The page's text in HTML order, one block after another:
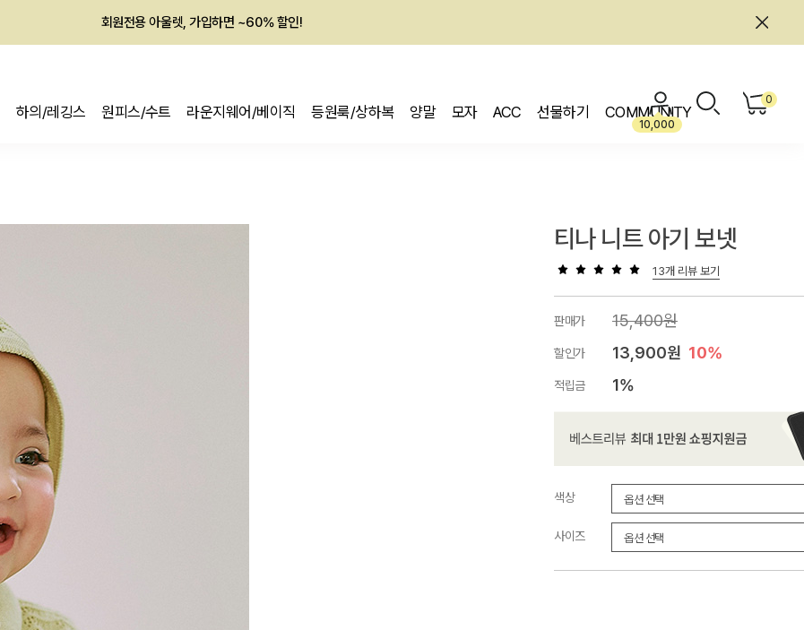
회원전용 아울렛, 가입하면 ~60% 할인!
하의/레깅스 원피스/수트 라운지웨어/베이직 등원룩/상하복 양말 모자 ACC 선물하기 COMMUNITY
10,000
0
티나 니트 아기 보넷
13개 리뷰 보기
판매가 15,400원
할인가 13,900원 10%
적립금 1%
색상
사이즈